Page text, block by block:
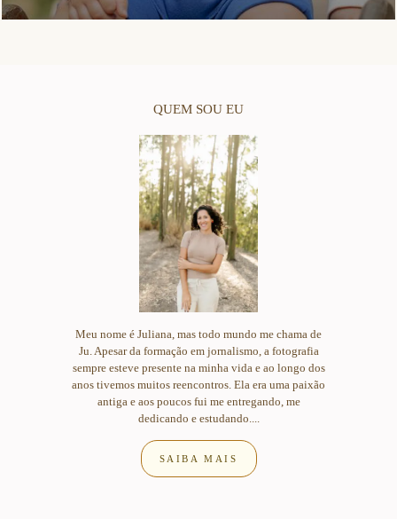
QUEM SOU EU
Meu nome é Juliana, mas todo mundo me chama de
Ju. Apesar da formação em jornalismo, a fotografia
sempre esteve presente na minha vida e ao longo dos
anos tivemos muitos reencontros. Ela era uma paixão
antiga e aos poucos fui me entregando, me
dedicando e estudando....
SAIBA MAIS